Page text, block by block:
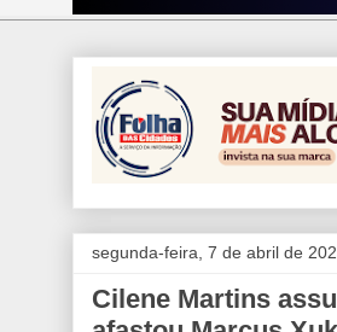
segunda-feira, 7 de abril de
Cilene Martins